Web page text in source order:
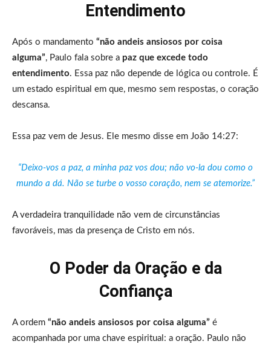
Entendimento
Após o mandamento “não andeis ansiosos por coisa
alguma”, Paulo fala sobre a paz que excede todo
entendimento. Essa paz não depende de lógica ou controle. É
um estado espiritual em que, mesmo sem respostas, o coração
descansa.
Essa paz vem de Jesus. Ele mesmo disse em João 14:27:
“Deixo-vos a paz, a minha paz vos dou; não vo-la dou como o
mundo a dá. Não se turbe o vosso coração, nem se atemorize.”
A verdadeira tranquilidade não vem de circunstâncias
favoráveis, mas da presença de Cristo em nós.
O Poder da Oração e da
Confiança
A ordem “não andeis ansiosos por coisa alguma” é
acompanhada por uma chave espiritual: a oração. Paulo não